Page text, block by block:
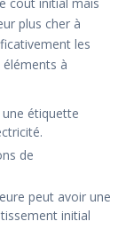
plus cher à
les
éléments à
étiquette
de
peut avoir une
initial